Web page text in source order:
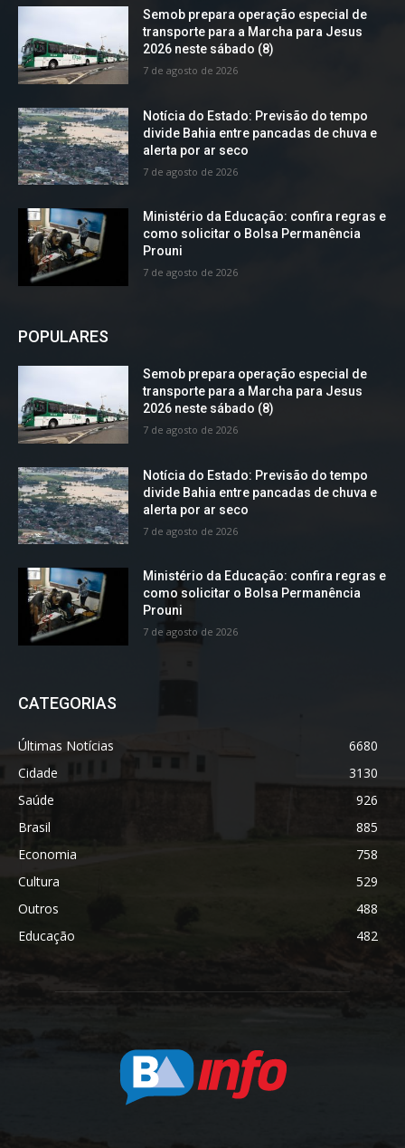
Semob prepara operação especial de
transporte para a Marcha para Jesus
2026 neste sábado (8)
7 de agosto de 2026
Notícia do Estado: Previsão do tempo
divide Bahia entre pancadas de chuva e
alerta por ar seco
7 de agosto de 2026
Ministério da Educação: confira regras e
como solicitar o Bolsa Permanência
Prouni
7 de agosto de 2026
POPULARES
Semob prepara operação especial de
transporte para a Marcha para Jesus
2026 neste sábado (8)
7 de agosto de 2026
Notícia do Estado: Previsão do tempo
divide Bahia entre pancadas de chuva e
alerta por ar seco
7 de agosto de 2026
Ministério da Educação: confira regras e
como solicitar o Bolsa Permanência
Prouni
7 de agosto de 2026
CATEGORIAS
Últimas Notícias
6680
Cidade
3130
Saúde
926
Brasil
885
Economia
758
Cultura
529
Outros
488
Educação
482